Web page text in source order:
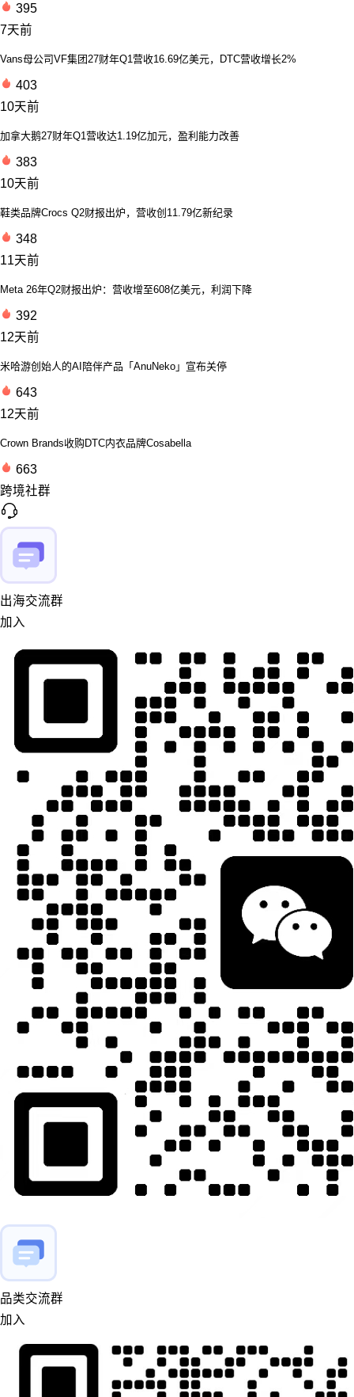
395
7天前
Vans母公司VF集团27财年Q1营收16.69亿美元，DTC营收增长2%
403
10天前
加拿大鹅27财年Q1营收达1.19亿加元，盈利能力改善
383
10天前
鞋类品牌Crocs Q2财报出炉，营收创11.79亿新纪录
348
11天前
Meta 26年Q2财报出炉：营收增至608亿美元，利润下降
392
12天前
米哈游创始人的AI陪伴产品「AnuNeko」宣布关停
643
12天前
Crown Brands收购DTC内衣品牌Cosabella
663
跨境社群
出海交流群
加入
品类交流群
加入